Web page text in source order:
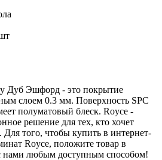
Дуб Эшфорд - это покрытие
слоем 0.3 мм. Поверхность SPC
полуматовый блеск. Royce -
решение для тех, кто хочет
Для того, чтобы купить в интернет-
Royce, положите товар в
нами любым доступным способом!